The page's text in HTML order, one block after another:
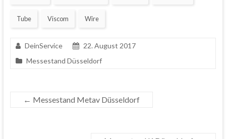
Tube Viscom Wire
DeinService
22. August 2017
Messestand Düsseldorf
← Messestand Metav Düsseldorf